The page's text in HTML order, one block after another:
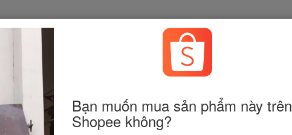
Bạn muốn mua sản phẩm này trên
Shopee không?